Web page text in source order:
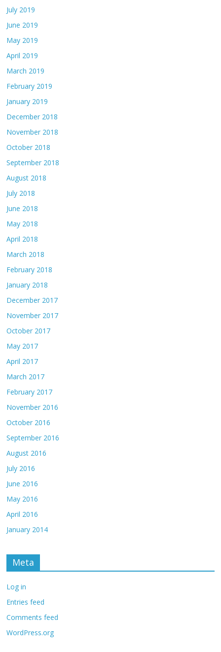
July 2019
June 2019
May 2019
April 2019
March 2019
February 2019
January 2019
December 2018
November 2018
October 2018
September 2018
August 2018
July 2018
June 2018
May 2018
April 2018
March 2018
February 2018
January 2018
December 2017
November 2017
October 2017
May 2017
April 2017
March 2017
February 2017
November 2016
October 2016
September 2016
August 2016
July 2016
June 2016
May 2016
April 2016
January 2014
Meta
Log in
Entries feed
Comments feed
WordPress.org